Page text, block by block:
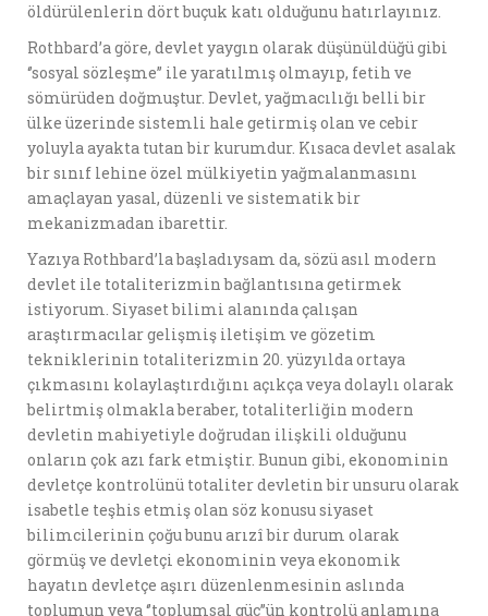
öldürülenlerin dört buçuk katı olduğunu hatırlayınız.
Rothbard’a göre, devlet yaygın olarak düşünüldüğü gibi
‘’sosyal sözleşme’’ ile yaratılmış olmayıp, fetih ve
sömürüden doğmuştur. Devlet, yağmacılığı belli bir
ülke üzerinde sistemli hale getirmiş olan ve cebir
yoluyla ayakta tutan bir kurumdur. Kısaca devlet asalak
bir sınıf lehine özel mülkiyetin yağmalanmasını
amaçlayan yasal, düzenli ve sistematik bir
mekanizmadan ibarettir.
Yazıya Rothbard’la başladıysam da, sözü asıl modern
devlet ile totaliterizmin bağlantısına getirmek
istiyorum. Siyaset bilimi alanında çalışan
araştırmacılar gelişmiş iletişim ve gözetim
tekniklerinin totaliterizmin 20. yüzyılda ortaya
çıkmasını kolaylaştırdığını açıkça veya dolaylı olarak
belirtmiş olmakla beraber, totaliterliğin modern
devletin mahiyetiyle doğrudan ilişkili olduğunu
onların çok azı fark etmiştir. Bunun gibi, ekonominin
devletçe kontrolünü totaliter devletin bir unsuru olarak
isabetle teşhis etmiş olan söz konusu siyaset
bilimcilerinin çoğu bunu arızî bir durum olarak
görmüş ve devletçi ekonominin veya ekonomik
hayatın devletçe aşırı düzenlenmesinin aslında
toplumun veya ‘’toplumsal güc’’ün kontrolü anlamına